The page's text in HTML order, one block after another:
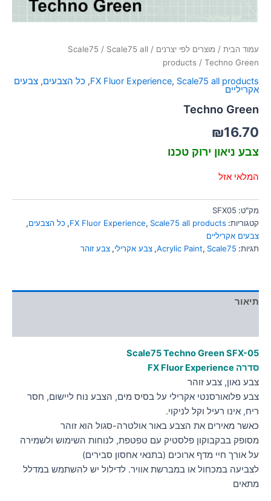
עמוד הבית / מוצרים לפי יצרנים /
Scale75 / Scale75 all
products / Techno Green
FX Fluor Experience, Scale75 all products
, כל הצבעים, צבעים
אקריליים
Techno Green
₪16.70
צבע ניאון ירוק טכנו
המלאי אזל
מק"ט: SFX05
קטגוריות:
FX Fluor Experience, Scale75 all products
, כל הצבעים,
צבעים אקריליים
תגיות:
Acrylic Paint, Scale75
, צבע אקרילי, צבע זוהר
תיאור
Scale75 Techno GreenSFX-05
סדרה FX Fluor Experience
צבע נאון, צבע זוהר
צבע פלואורסנטי אקרילי על בסיס מים, הצבע נוח ליישום, חסר
ריח, אינו רעיל וקל לניקוי.
כאשר מאירים את הצבע באור אולטרה-סגול הוא זוהר
מסופק בבקבוקון פלסטיק עם טפטפת, לנוחות השימוש ולשמירה
על אורך חיי מדף ארוכים (בתנאי אחסון סבירים)
לצביעה במכחול או במברשת אוויר. לדילול יש להשתמש במדלל
מתאים